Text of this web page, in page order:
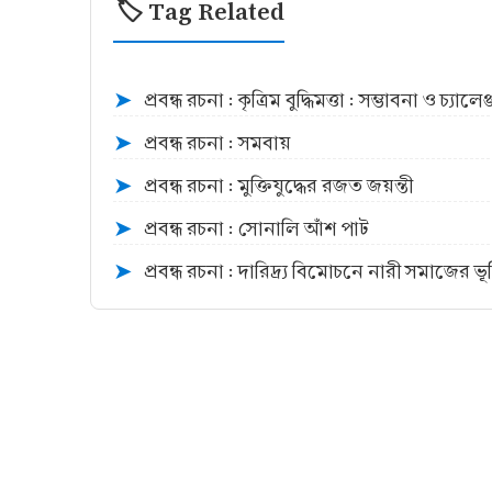
🏷️ Tag Related
➤ প্রবন্ধ রচনা : কৃত্রিম বুদ্ধিমত্তা : সম্ভাবনা ও
➤ প্রবন্ধ রচনা : সমবায়
➤ প্রবন্ধ রচনা : মুক্তিযুদ্ধের রজত জয়ন্তী
➤ প্রবন্ধ রচনা : সোনালি আঁশ পাট
➤ প্রবন্ধ রচনা : দারিদ্র্য বিমোচনে নারী সমাজের